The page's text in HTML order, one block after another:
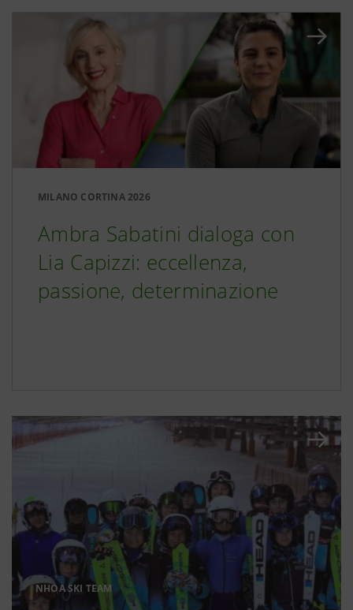
MILANO CORTINA 2026
Ambra Sabatini dialoga con
Lia Capizzi: eccellenza,
passione, determinazione
NHOA SKI TEAM